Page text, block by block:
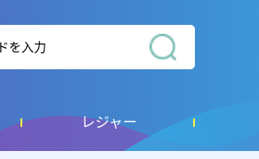
レジャー